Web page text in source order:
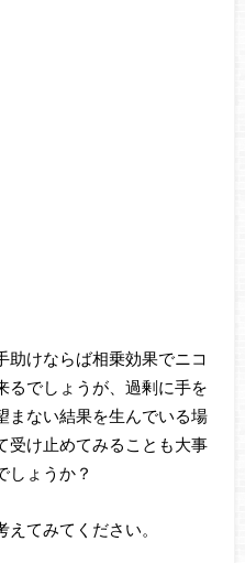
助けならば相乗効果でニコ
るでしょうが、過剰に手を
まない結果を生んでいる場
受け止めてみることも大事
しょうか？
てみてください。